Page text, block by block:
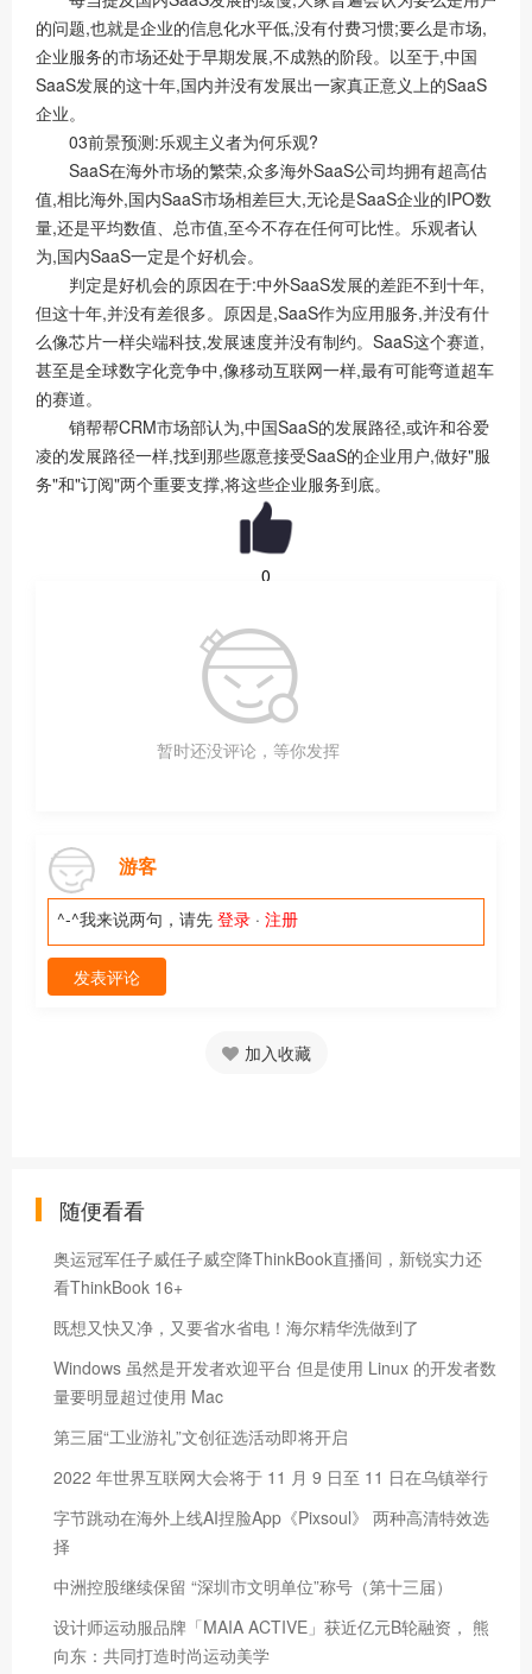
的问题,也就是企业的信息化水平低,没有付费习惯;要么是市场,
企业服务的市场还处于早期发展,不成熟的阶段。以至于,中国
SaaS发展的这十年,国内并没有发展出一家真正意义上的SaaS
企业。
03前景预测:乐观主义者为何乐观?
SaaS在海外市场的繁荣,众多海外SaaS公司均拥有超高估
值,相比海外,国内SaaS市场相差巨大,无论是SaaS企业的IPO数
量,还是平均数值、总市值,至今不存在任何可比性。乐观者认
为,国内SaaS一定是个好机会。
判定是好机会的原因在于:中外SaaS发展的差距不到十年,
但这十年,并没有差很多。原因是,SaaS作为应用服务,并没有什
么像芯片一样尖端科技,发展速度并没有制约。SaaS这个赛道,
甚至是全球数字化竞争中,像移动互联网一样,最有可能弯道超车
的赛道。
销帮帮CRM市场部认为,中国SaaS的发展路径,或许和谷爱
凌的发展路径一样,找到那些愿意接受SaaS的企业用户,做好"服
务"和"订阅"两个重要支撑,将这些企业服务到底。
0
暂时还没评论，等你发挥
游客
^-^我来说两句，请先 登录 · 注册
发表评论
加入收藏
随便看看
奥运冠军任子威任子威空降ThinkBook直播间，新锐实力还
看ThinkBook 16+
既想又快又净，又要省水省电！海尔精华洗做到了
Windows 虽然是开发者欢迎平台 但是使用 Linux 的开发者数
量要明显超过使用 Mac
第三届“工业游礼”文创征选活动即将开启
2022 年世界互联网大会将于 11 月 9 日至 11 日在乌镇举行
字节跳动在海外上线AI捏脸App《Pixsoul》 两种高清特效选
择
中洲控股继续保留 “深圳市文明单位”称号（第十三届）
设计师运动服品牌「MAIA ACTIVE」获近亿元B轮融资， 熊
向东：共同打造时尚运动美学